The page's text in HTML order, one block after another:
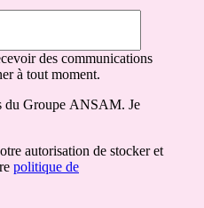
des communications
à tout moment.
du Groupe ANSAM. Je
autorisation de stocker et
politique de